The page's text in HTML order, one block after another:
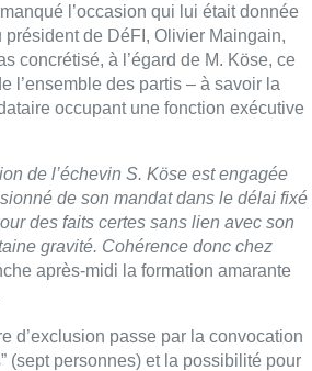
l’occasion qui lui était donnée
président de DéFI, Olivier Maingain,
concrétisé, à l’égard de M. Köse, ce
l’ensemble des partis – à savoir la
occupant une fonction exécutive
de l’échevin S. Köse est engagée
de son mandat dans le délai fixé
des faits certes sans lien avec son
gravité. Cohérence donc chez
après-midi la formation amarante
d’exclusion passe par la convocation
(sept personnes) et la possibilité pour